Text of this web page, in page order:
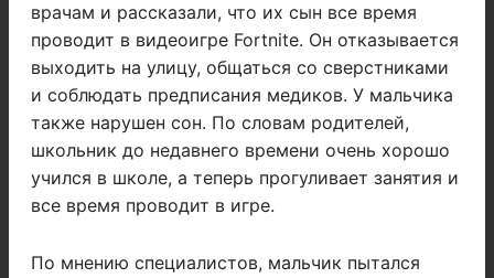
врачам и рассказали, что их сын все время
проводит в видеоигре Fortnite. Он отказывается
выходить на улицу, общаться со сверстниками
и соблюдать предписания медиков. У мальчика
также нарушен сон. По словам родителей,
школьник до недавнего времени очень хорошо
учился в школе, а теперь прогуливает занятия и
все время проводит в игре.
По мнению специалистов, мальчик пытался